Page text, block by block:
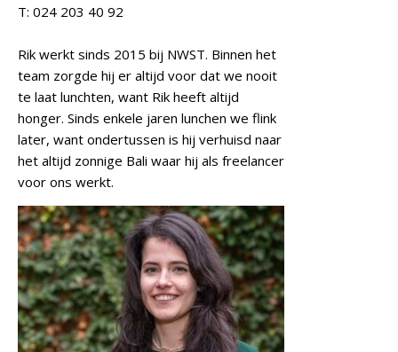
T: 024 203 40 92
Rik werkt sinds 2015 bij NWST. Binnen het
team zorgde hij er altijd voor dat we nooit
te laat lunchten, want Rik heeft altijd
honger. Sinds enkele jaren lunchen we flink
later, want ondertussen is hij verhuisd naar
het altijd zonnige Bali waar hij als freelancer
voor ons werkt.